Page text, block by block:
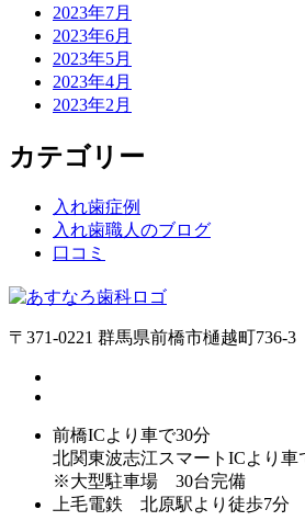
2023年7月
2023年6月
2023年5月
2023年4月
2023年2月
カテゴリー
入れ歯症例
入れ歯職人のブログ
口コミ
〒371-0221 群馬県前橋市樋越町736-3
前橋ICより車で30分
北関東波志江スマートICより車
※大型駐車場 30台完備
上毛電鉄 北原駅より徒歩7分